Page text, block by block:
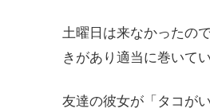
土曜日は来なかったの
きがあり適当に巻いて
友達の彼女が「タコが